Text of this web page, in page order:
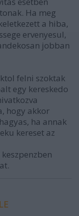
Ha meg
a hiba,
ervenyesul,
jobban
felni szoktak
egy kereskedo
hogy akkor
ha annak
kereset az